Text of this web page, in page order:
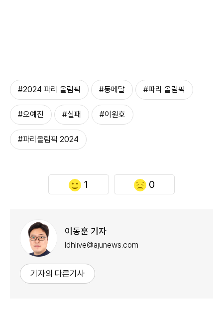
#2024 파리 올림픽 #동메달 #파리 올림픽
#오예진 #실패 #이원호
#파리올림픽 2024
1 0
이동훈 기자
ldhlive@ajunews.com
기자의 다른기사